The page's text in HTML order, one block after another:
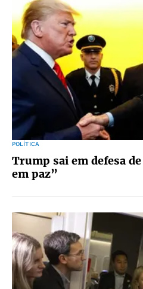
POLÍTICA
Trump sai em defesa
em paz”